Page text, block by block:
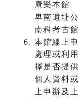
康樂本
卑南遺址
南科考古
本館線上
處理或利
擇是否提
個人資料
上申辦及